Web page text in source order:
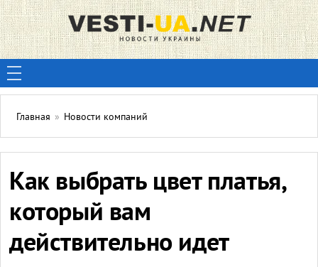
Главная » Новости компаний
Как выбрать цвет платья,
который вам
действительно идет